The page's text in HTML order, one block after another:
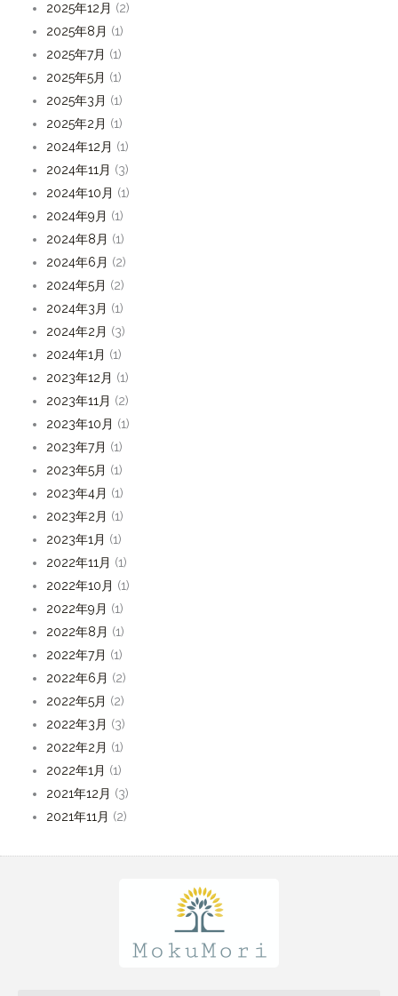
2025年12月 (2)
2025年8月 (1)
2025年7月 (1)
2025年5月 (1)
2025年3月 (1)
2025年2月 (1)
2024年12月 (1)
2024年11月 (3)
2024年10月 (1)
2024年9月 (1)
2024年8月 (1)
2024年6月 (2)
2024年5月 (2)
2024年3月 (1)
2024年2月 (3)
2024年1月 (1)
2023年12月 (1)
2023年11月 (2)
2023年10月 (1)
2023年7月 (1)
2023年5月 (1)
2023年4月 (1)
2023年2月 (1)
2023年1月 (1)
2022年11月 (1)
2022年10月 (1)
2022年9月 (1)
2022年8月 (1)
2022年7月 (1)
2022年6月 (2)
2022年5月 (2)
2022年3月 (3)
2022年2月 (1)
2022年1月 (1)
2021年12月 (3)
2021年11月 (2)